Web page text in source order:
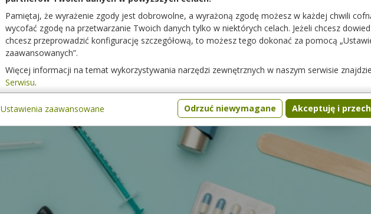
Pamiętaj, że wyrażenie zgody jest dobrowolne, a wyrażoną zgodę możesz w każdej chwili
wycofać zgodę na przetwarzanie Twoich danych tylko w niektórych celach. Jeżeli chcesz
chcesz przeprowadzić konfigurację szczegółową, to możesz tego dokonać za pomocą
zaawansowanych”.
Więcej informacji na temat wykorzystywania narzędzi zewnętrznych w naszym serwisie
Serwisu.
Odrzuć niewymagane Akceptuję i
Ustawienia zaawansowane